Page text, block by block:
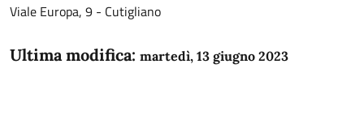
Viale Europa, 9 - Cutigliano
Ultima modifica: martedì, 13 giugno 2023